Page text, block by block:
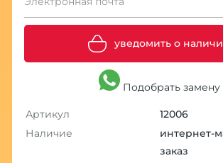
уведомить о
Подобрать замену
Артикул
12006
Наличие
интернет-
заказ